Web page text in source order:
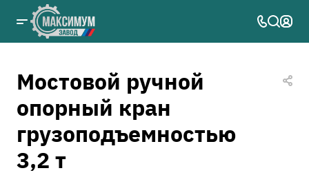
Мостовой ручной
опорный кран
грузоподъемностью
3,2 т